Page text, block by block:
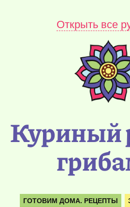
Открыть все
Куриный
ГОТОВИМ ДОМА. РЕЦЕПТЫ